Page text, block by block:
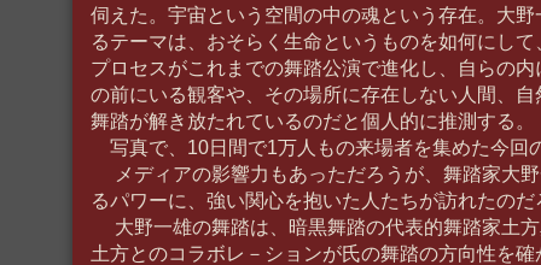
伺えた。宇宙という空間の中の魂という存在。大
るテーマは、おそらく生命というものを如何にし
プロセスがこれまでの舞踏公演で進化し、自らの
の前にいる観客や、その場所に存在しない人間、
舞踏が解き放たれているのだと個人的に推測する。
写真で、10日間で1万人もの来場者を集めた今回
メディアの影響力もあっただろうが、舞踏家大
るパワーに、強い関心を抱いた人たちが訪れたのだ
大野一雄の舞踏は、暗黒舞踏の代表的舞踏家土
土方とのコラボレ－ションが氏の舞踏の方向性を